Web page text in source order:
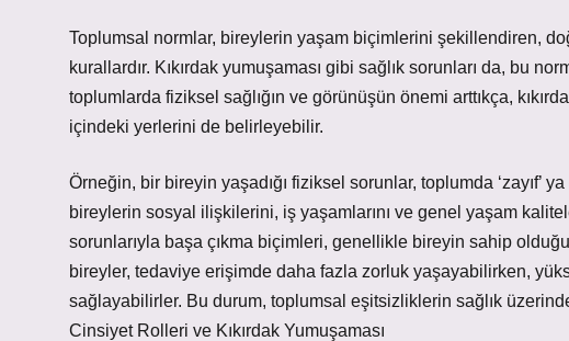
Toplumsal normlar, bireylerin yaşam biçimlerini şekillendiren,
kurallardır. Kıkırdak yumuşaması gibi sağlık sorunları da, bu
toplumlarda fiziksel sağlığın ve görünüşün önemi arttıkça,
içindeki yerlerini de belirleyebilir.
Örneğin, bir bireyin yaşadığı fiziksel sorunlar, toplumda ‘zayıf’
bireylerin sosyal ilişkilerini, iş yaşamlarını ve genel yaşam
sorunlarıyla başa çıkma biçimleri, genellikle bireyin sahip
bireyler, tedaviye erişimde daha fazla zorluk yaşayabilirken,
sağlayabilirler. Bu durum, toplumsal eşitsizliklerin sağlık
Cinsiyet Rolleri ve Kıkırdak Yumuşaması